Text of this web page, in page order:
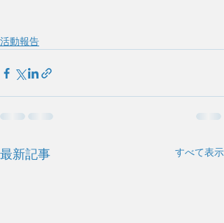
活動報告
最新記事 すべて表示